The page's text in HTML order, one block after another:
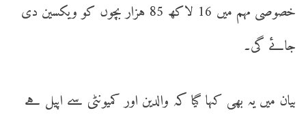
خصوصی مہم میں 16 لاکھ 85 ہزار بچوں کو ویکسین دی
جائے گی۔
بیان میں یہ بھی کہا گیا کہ والدین اور کمیونٹی سے اپیل ہے